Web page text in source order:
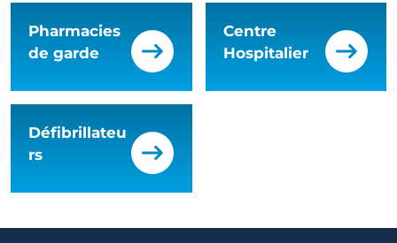
Pharmacies
de garde
Centre
Hospitalier
Défibrillateu
rs